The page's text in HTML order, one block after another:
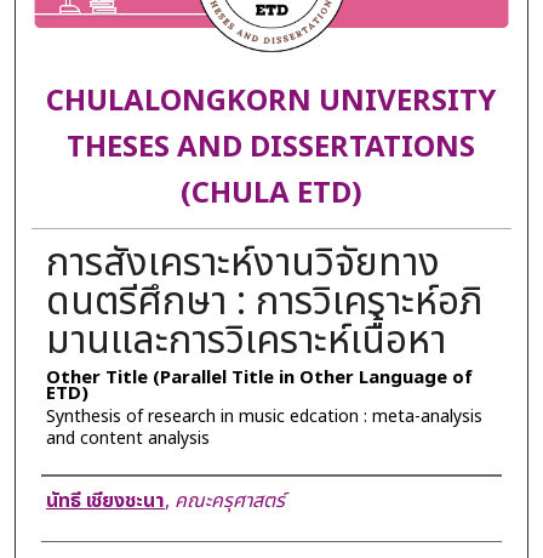
CHULALONGKORN UNIVERSITY
THESES AND DISSERTATIONS
(CHULA ETD)
การสังเคราะห์งานวิจัยทาง
ดนตรีศึกษา : การวิเคราะห์อภิ
มานและการวิเคราะห์เนื้อหา
Other Title (Parallel Title in Other Language of
ETD)
Synthesis of research in music edcation : meta-analysis
and content analysis
Author
นัทธี เชียงชะนา, คณะครุศาสตร์